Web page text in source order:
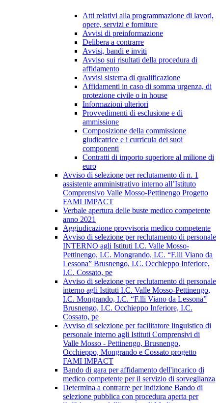
Atti relativi alla programmazione di lavori,
opere, servizi e forniture
Avvisi di preinformazione
Delibera a contrarre
Avvisi, bandi e inviti
Avviso sui risultati della procedura di
affidamento
Avvisi sistema di qualificazione
Affidamenti in caso di somma urgenza, di
protezione civile o in house
Informazioni ulteriori
Provvedimenti di esclusione e di
ammissione
Composizione della commissione
giudicatrice e i curricula dei suoi
componenti
Contratti di importo superiore al milione di
euro
Avviso di selezione per reclutamento di n. 1
assistente amministrativo interno all’Istituto
Comprensivo Valle Mosso-Pettinengo Progetto
FAMI IMPACT
Verbale apertura delle buste medico competente
anno 2021
Aggiudicazione provvisoria medico competente
Avviso di selezione per reclutamento di personale
INTERNO agli Istituti I.C. Valle Mosso-
Pettinengo, I.C. Mongrando, I.C. “F.lli Viano da
Lessona” Brusnengo, I.C. Occhieppo Inferiore,
I.C. Cossato, pe
Avviso di selezione per reclutamento di personale
interno agli Istituti I.C. Valle Mosso-Pettinengo,
I.C. Mongrando, I.C. “F.lli Viano da Lessona”
Brusnengo, I.C. Occhieppo Inferiore, I.C.
Cossato, pe
Avviso di selezione per facilitatore linguistico di
personale interno agli Istituti Comprensivi di
Valle Mosso - Pettinengo, Brusnengo,
Occhieppo, Mongrando e Cossato progetto
FAMI IMPACT
Bando di gara per affidamento dell'incarico di
medico competente per il servizio di sorveglianza
Determina a contrarre per indizione Bando di
selezione pubblica con procedura aperta per